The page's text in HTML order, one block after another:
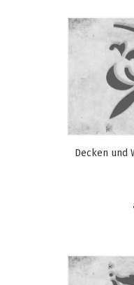
Decken und